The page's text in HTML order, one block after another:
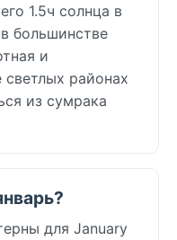
1.5ч солнца в
большинстве
и
районах
из сумрака
для January